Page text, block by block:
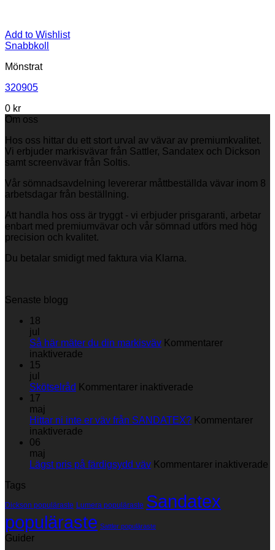
Add to Wishlist
Snabbkoll
Mönstrat
320905
0 kr
Om oss
Hos oss hittar du ett stort urval av vävar av premiumkvalitet.
Vi erbjuder markisvävar från Sattler, Sandatex och Dickson
samt screenvävar från Soltis.
Vår sömnadsavdelning levererar måttbeställda vävar inom 8
arbetsdagar från beställning.
Att handla hos oss är tryggt - vi erbjuder prisgaranti, arbetar
enbart med premiumvävar och vår sömnad utförs med hög
precision och kvalitet.
Du betalar smidigt med faktura via Klarna.
Senaste blogg
18
jul
Så här mäter du din markisväv Kommentarer
inaktiverade
mäter
markisväv
15
jul
Skötselråd Kommentarer inaktiverade
17
maj
Hittar ni inte er väv från SANDATEX? Kommentarer
inaktiverade
inte
SANDATEX?
06
maj
Lägst pris på färdigsydd väv Kommentarer inaktiverade
Tags
Dickson populäraste Lumera populäraste Sandatex
populäraste Sattler populäraste
Guider